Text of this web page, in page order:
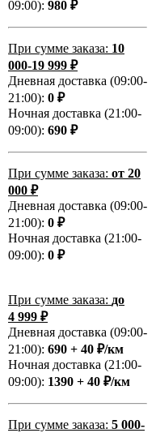
09:00): 980 ₽
При сумме заказа: 10
000-19 999 ₽
Дневная доставка (09:00-
21:00): 0 ₽
Ночная доставка (21:00-
09:00): 690 ₽
При сумме заказа: от 20
000 ₽
Дневная доставка (09:00-
21:00): 0 ₽
Ночная доставка (21:00-
09:00): 0 ₽
При сумме заказа: до
4 999 ₽
Дневная доставка (09:00-
21:00): 690 + 40 ₽/км
Ночная доставка (21:00-
09:00): 1390 + 40 ₽/км
При сумме заказа: 5 000-